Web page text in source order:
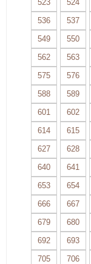
523
524
536
537
549
550
562
563
575
576
588
589
601
602
614
615
627
628
640
641
653
654
666
667
679
680
692
693
705
706